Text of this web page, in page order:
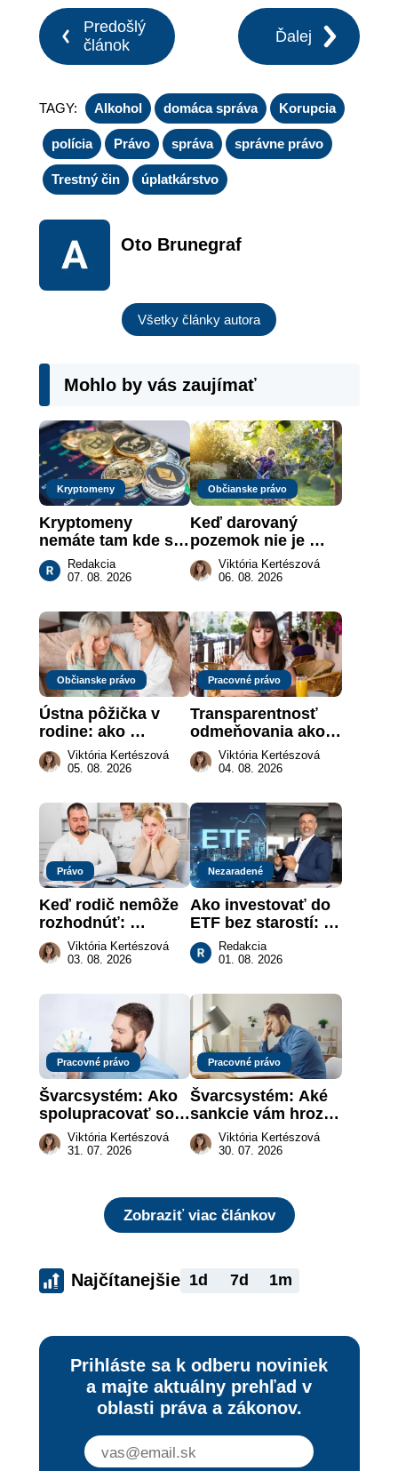
Predošlý
článok
Ďalej
TAGY: Alkohol domáca správa Korupcia
polícia Právo správa správne právo
Trestný čin úplatkárstvo
Oto Brunegraf
Všetky články autora
Mohlo by vás zaujímať
Kryptomeny
Kryptomeny
nemáte tam kde si
myslíte: Viete, kde
sa naozaj
Redakcia
07. 08. 2026
Občianske právo
Keď darovaný
pozemok nie je
„hotová vec“: kedy
môže darca žiadať
Viktória Kertészová
06. 08. 2026
Občianske právo
Ústna pôžička v
rodine: ako
vymôcť peniaze,
keď na papieri nie
Viktória Kertészová
05. 08. 2026
Pracovné právo
Transparentnosť
odmeňovania ako
právna povinnosť:
revolúcia na
práce
Viktória Kertészová
04. 08. 2026
Právo
Keď rodič nemôže
rozhodnúť:
nahradenie prejavu
vôle súdom v
Viktória Kertészová
03. 08. 2026
Nezaradené
Ako investovať do
ETF bez starostí:
Investičné plány,
ktoré urobia prácu
Redakcia
01. 08. 2026
Pracovné právo
Švarcsystém: Ako
spolupracovať so
živnostníkom
legálne a bez
Viktória Kertészová
31. 07. 2026
Pracovné právo
Švarcsystém: Aké
sankcie vám hrozia
a prečo nestačí
zaplatiť pokutu?
Viktória Kertészová
30. 07. 2026
Zobraziť viac článkov
Najčítanejšie 1d 7d 1m
Prihláste sa k odberu noviniek
a majte aktuálny prehľad v
oblasti práva a zákonov.